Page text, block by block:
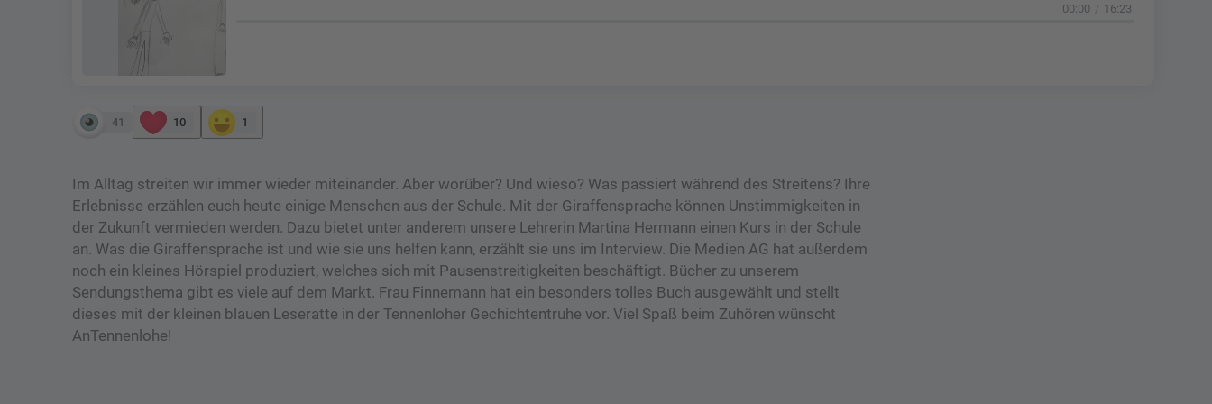
00:00 16:23
41 10 1
Im Alltag streiten wir immer wieder miteinander. Aber worüber? Und wieso? Was passiert während des Streitens? Ihre
Erlebnisse erzählen euch heute einige Menschen aus der Schule. Mit der Giraffensprache können Unstimmigkeiten in
der Zukunft vermieden werden. Dazu bietet unter anderem unsere Lehrerin Martina Hermann einen Kurs in der Schule
an. Was die Giraffensprache ist und wie sie uns helfen kann, erzählt sie uns im Interview. Die Medien AG hat außerdem
noch ein kleines Hörspiel produziert, welches sich mit Pausenstreitigkeiten beschäftigt. Bücher zu unserem
Sendungsthema gibt es viele auf dem Markt. Frau Finnemann hat ein besonders tolles Buch ausgewählt und stellt
dieses mit der kleinen blauen Leseratte in der Tennenloher Gechichtentruhe vor. Viel Spaß beim Zuhören wünscht
AnTennenlohe!